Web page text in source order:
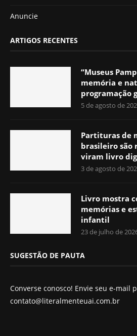
Anuncie
ARTIGOS RECENTES
“Museus
memória e
programação
5 de agosto de
Partituras de
brasileiro são
viram livro
3 de agosto de
Livro mostra
memórias e
infantil
23 de julho de
SUGESTÃO DE PAUTA
Converse conosco! Envie seu e-mail
contato@literalmenteuai.com.br